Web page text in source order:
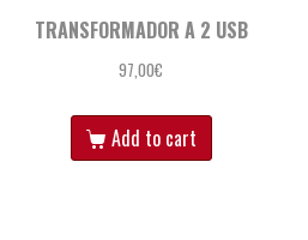
TRANSFORMADOR A 2 USB
97,00€
Add to cart